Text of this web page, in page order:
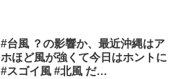
#台風 ？の影響か、最近沖縄はア
ホほど風が強くて今日はホントに
#スゴイ風 #北風 だ…